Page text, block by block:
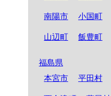
南陽市 小国町
山辺町 飯豊町
福島県
本宮市
平田村